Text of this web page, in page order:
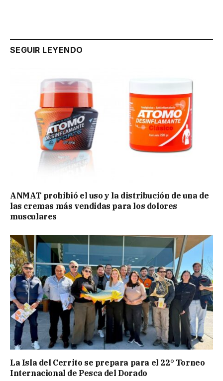
SEGUIR LEYENDO
ANMAT prohibió el uso y la distribución de una de
las cremas más vendidas para los dolores
musculares
La Isla del Cerrito se prepara para el 22° Torneo
Internacional de Pesca del Dorado